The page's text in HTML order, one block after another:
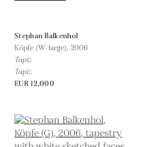
Stephan Balkenhol
Köpfe (W-large), 2006
Tapíz
Tapíz
EUR 12,000